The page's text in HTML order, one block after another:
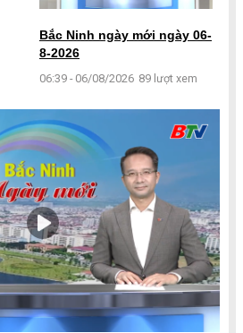
Bắc Ninh ngày mới ngày 06-
8-2026
06:39 - 06/08/2026 89 lượt xem